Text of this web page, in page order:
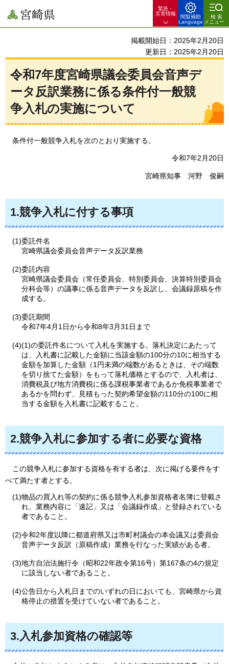
宮崎県
緊急・
災害情報
閲覧補助
Language
検索
メニュー
掲載開始日：2025年2月20日
更新日：2025年2月20日
令和7年度宮崎県議会委員会音声デ
ータ反訳業務に係る条件付一般競
争入札の実施について
条件付一般競争入札を次のとおり実施する。
令和7年2月20日
宮崎県知事 河野 俊嗣
1.競争入札に付する事項
(1)委託件名
宮崎県議会委員会音声データ反訳業務
(2)委託内容
宮崎県議会委員会（常任委員会、特別委員会、決算特別委員会
分科会等）の議事に係る音声データを反訳し、会議録原稿を作
成する。
(3)委託期間
令和7年4月1日から令和8年3月31日まで
(4)(1)の委託件名について入札を実施する。落札決定にあたって
は、入札書に記載した金額に当該金額の100分の10に相当する
金額を加算した金額（1円未満の端数があるときは、その端数
を切り捨てた金額）をもって落札価格とするので、入札者は、
消費税及び地方消費税に係る課税事業者であるか免税事業者で
あるかを問わず、見積もった契約希望金額の110分の100に相
当する金額を入札書に記載すること。
2.競争入札に参加する者に必要な資格
この競争入札に参加する資格を有する者は、次に掲げる要件をす
べて満たす者とする。
(1)物品の買入れ等の契約に係る競争入札参加資格者名簿に登載さ
れ、業務内容に「速記」又は「会議録作成」と登録されている
者であること。
(2)令和2年度以降に都道府県又は市町村議会の本会議又は委員会
音声データ反訳（原稿作成）業務を行なった実績がある者。
(3)地方自治法施行令（昭和22年政令第16号）第167条の4の規定
に該当しない者であること。
(4)公告日から入札日までのいずれの日においても、宮崎県から資
格停止の措置を受けていない者であること。
3.入札参加資格の確認等